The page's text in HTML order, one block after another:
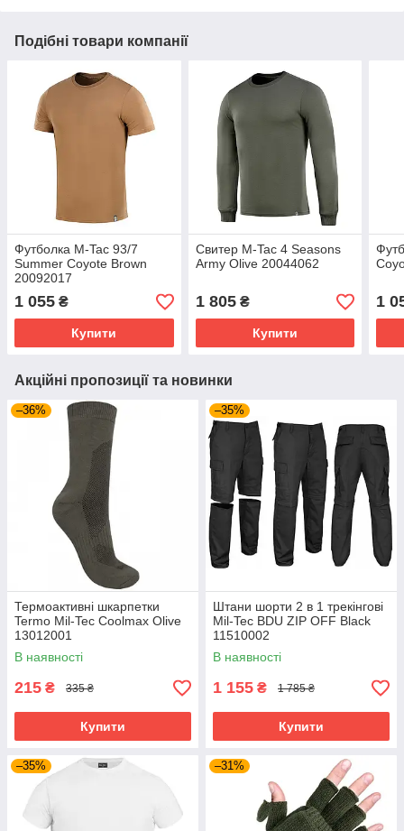
Подібні товари компанії
Футболка M-Tac 93/7
Summer Coyote Brown
20092017
1 055 ₴
Купити
Свитер M-Tac 4 Seasons
Army Olive 20044062
1 805₴
Купити
1
Акційні пропозиції та новинки
–36%
Термоактивні шкарпетки
Termo Mil-Tec Coolmax Olive
13012001
В наявності
215 ₴ 335 ₴
Купити
–35%
Штани шорти 2 в 1 трекінгові
Mil-Tec BDU ZIP OFF Black
11510002
В наявності
1 155 ₴ 1 785 ₴
Купити
–35% –31%